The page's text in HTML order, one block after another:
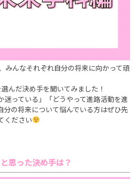
みんなそれぞれ自分の将来に向かって頑
んだ決め手を聞いてみました！
迷っている」「どうやって進路活動を進
分の将来について悩んでいる方はぜひ先
ください
思った決め手は？